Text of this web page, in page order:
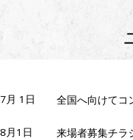
7月 1日 全国へ向けてコ
8月1日 来場者募集チラ